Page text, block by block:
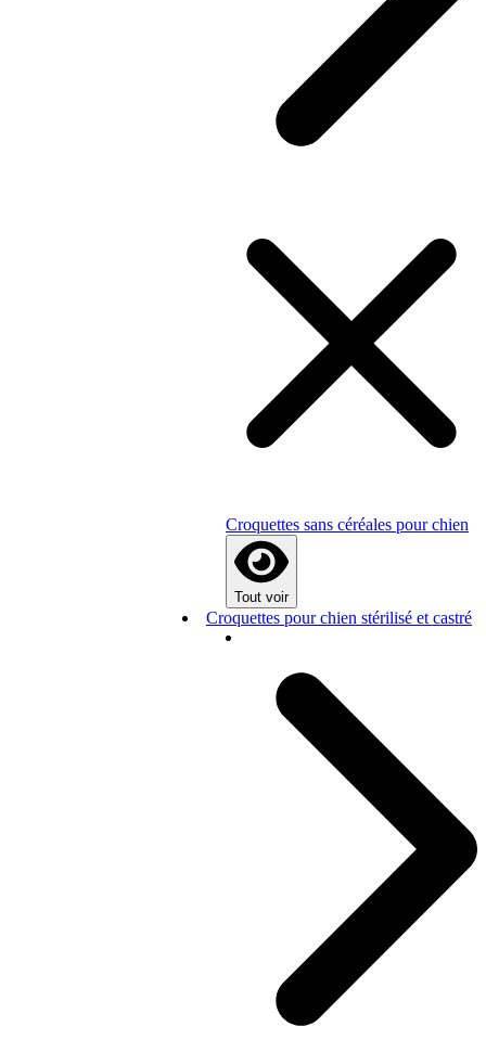
Croquettes sans céréales pour chien
Tout voir
Croquettes pour chien stérilisé et castré